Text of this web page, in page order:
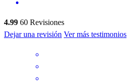
4.99 60 Revisiones
Dejar una revisión Ver más testimonios